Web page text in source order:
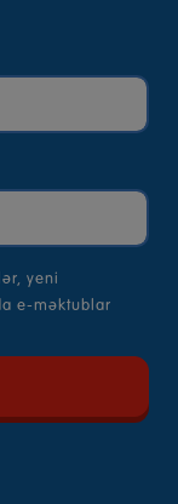
yeni
e-məktublar